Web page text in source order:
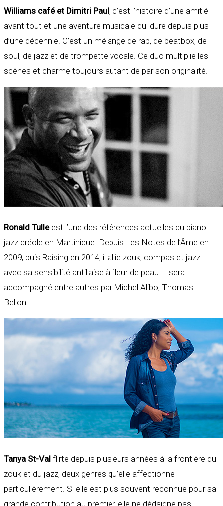
Williams café et Dimitri Paul, c’est l’histoire d’une amitié
avant tout et une aventure musicale qui dure depuis plus
d’une décennie. C’est un mélange de rap, de beatbox, de
soul, de jazz et de trompette vocale. Ce duo multiplie les
scènes et charme toujours autant de par son originalité.
Ronald Tulleest l’une des références actuelles du piano
jazz créole en Martinique. Depuis Les Notes de l’Âme en
2009, puis Raising en 2014, il allie zouk, compas et jazz
avec sa sensibilité antillaise à fleur de peau. Il sera
accompagné entre autres par Michel Alibo, Thomas
Bellon…
Tanya St-Val flirte depuis plusieurs années à la frontière du
zouk et du jazz, deux genres qu’elle affectionne
particulièrement. Si elle est plus souvent reconnue pour sa
grande contribution au premier, elle ne dédaigne pas